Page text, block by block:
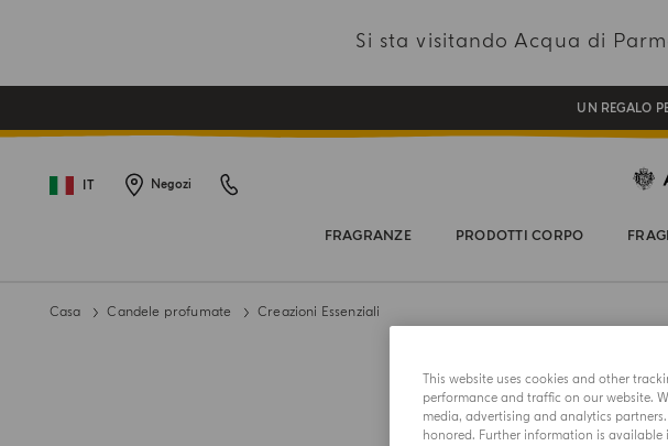
Si sta visitando Acqua di
REGISTRATI E RICEVI
UN REGALO
NEW IN:
IT Negozi
FRAGRANZE PRODOTTI CORPO
Casa Candele profumate Creazioni Essenziali
This website uses cookies and other
performance and traffic on our website.
media, advertising and analytics
honored. Further information is available